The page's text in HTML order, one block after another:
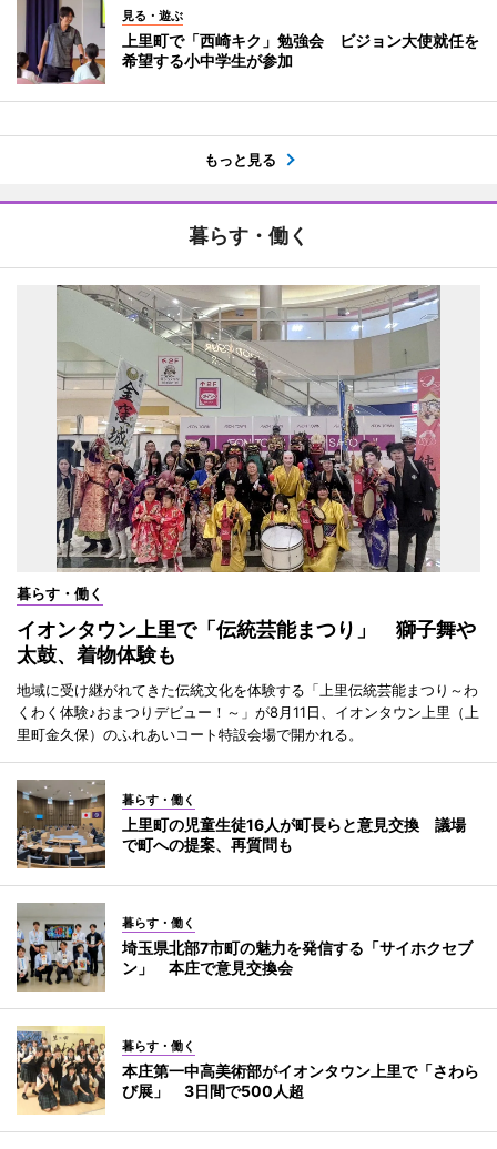
見る・遊ぶ
上里町で「西崎キク」勉強会 ビジョン大使就任を
希望する小中学生が参加
もっと見る
暮らす・働く
暮らす・働く
イオンタウン上里で「伝統芸能まつり」 獅子舞や
太鼓、着物体験も
地域に受け継がれてきた伝統文化を体験する「上里伝統芸能まつり～わ
くわく体験♪おまつりデビュー！～」が8月11日、イオンタウン上里（上
里町金久保）のふれあいコート特設会場で開かれる。
暮らす・働く
上里町の児童生徒16人が町長らと意見交換 議場
で町への提案、再質問も
暮らす・働く
埼玉県北部7市町の魅力を発信する「サイホクセブ
ン」 本庄で意見交換会
暮らす・働く
本庄第一中高美術部がイオンタウン上里で「さわら
び展」 3日間で500人超